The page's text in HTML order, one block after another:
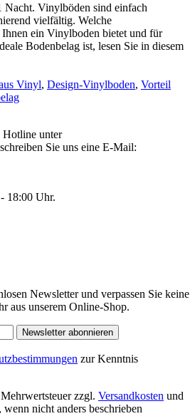
Nacht. Vinylböden sind einfach
vielfältig. Welche
ein Vinylboden bietet und für
Bodenbelag ist, lesen Sie in diesem
Vinyl, Design-Vinylboden, Vorteil
Hotline unter
Sie uns eine E-Mail:
18:00 Uhr.
Newsletter und verpassen Sie keine
aus unserem Online-Shop.
Newsletter abonnieren
zur Kenntnis
zzgl. Versandkosten und
nicht anders beschrieben